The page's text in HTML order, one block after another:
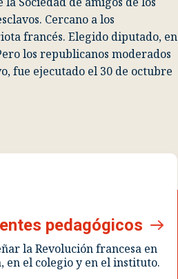
Cercano a los
francés. Elegido diputado, en
los republicanos moderados
fue ejecutado el 30 de octubre
pedagógicos
la Revolución francesa en
en el colegio y en el instituto.